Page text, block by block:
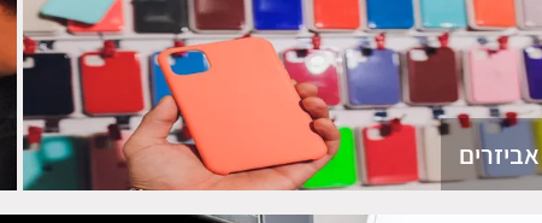
אביזרים